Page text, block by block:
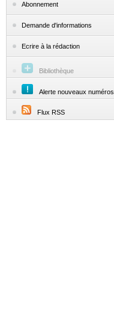
Abonnement
Demande d'informations
Ecrire à la rédaction
Bibliothèque
Alerte nouveaux numéros
Flux RSS